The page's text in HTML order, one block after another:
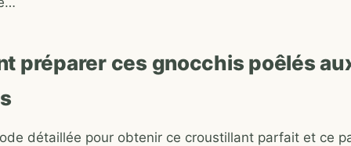
préparer ces gnocchis poêlés
détaillée pour obtenir ce croustillant parfait et ce